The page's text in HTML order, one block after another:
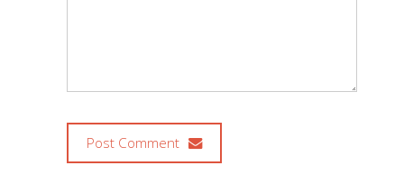
Post Comment